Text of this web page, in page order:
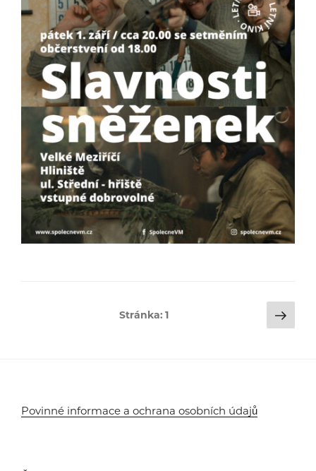
Stránka:1
Povinné informace a ochrana osobních údajů